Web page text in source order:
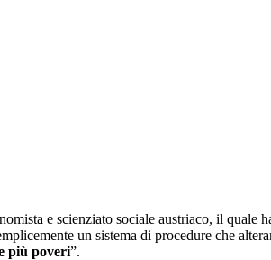
e scienziato sociale austriaco, il quale
un sistema di procedure che
più poveri”.